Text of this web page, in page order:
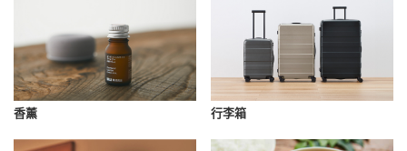
香薰 行李箱